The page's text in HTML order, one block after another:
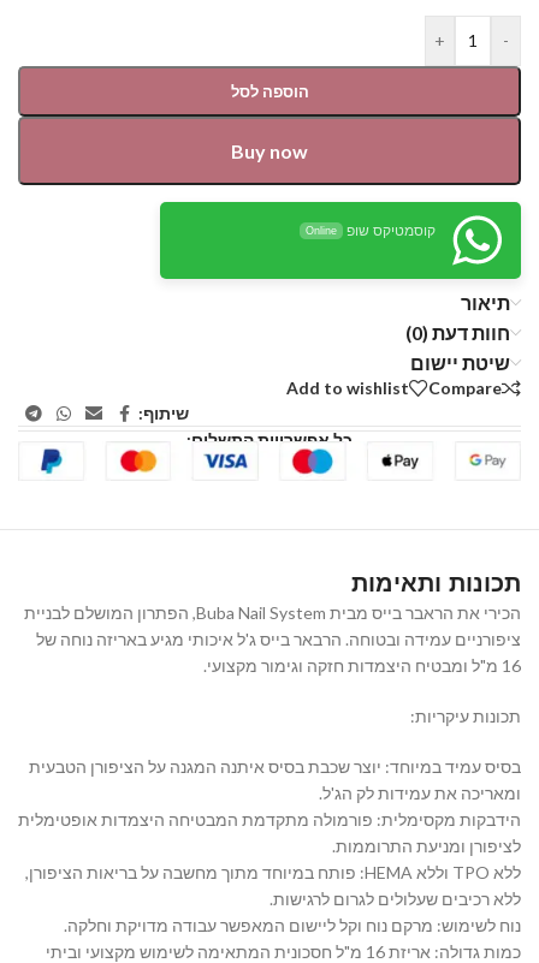
-
+
הוספה לסל
Buy now
קוסמטיקס שופ Online
תיאור
חוות דעת (0)
שיטת יישום
Compare
Add to wishlist
שיתוף:
כל אפשרויות התשלום:
תכונות ותאימות
הכירי את הראבר בייס מבית Buba Nail System, הפתרון המושלם לבניית
ציפורניים עמידה ובטוחה. הרבאר בייס ג'ל איכותי מגיע באריזה נוחה של
16 מ"ל ומבטיח היצמדות חזקה וגימור מקצועי.
תכונות עיקריות:
בסיס עמיד במיוחד: יוצר שכבת בסיס איתנה המגנה על הציפורן הטבעית
ומאריכה את עמידות לק הג'ל.
הידבקות מקסימלית: פורמולה מתקדמת המבטיחה היצמדות אופטימלית
לציפורן ומניעת התרוממות.
ללא TPO וללא HEMA: פותח במיוחד מתוך מחשבה על בריאות הציפורן,
ללא רכיבים שעלולים לגרום לרגישות.
נוח לשימוש: מרקם נוח וקל ליישום המאפשר עבודה מדויקת וחלקה.
כמות גדולה: אריזת 16 מ"ל חסכונית המתאימה לשימוש מקצועי וביתי